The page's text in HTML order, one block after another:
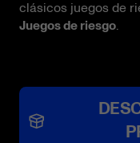
clásicos juegos de
Juegos de riesgo.